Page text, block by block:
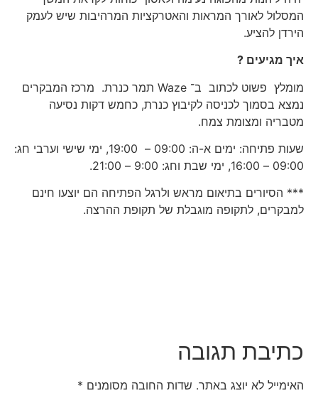
המסלול לאורך המראות והאטרקציות המרהיבות שיש לעמק
הירדן להציע.
איך מגיעים ?
מומלץ פשוט לכתוב ב־ Waze תמר כנרת. מרכז המבקרים
נמצא בסמוך לכניסה לקיבוץ כנרת, כחמש דקות נסיעה
מטבריה ומצומת צמח.
שעות פתיחה: ימים א-ה: 09:00 – 19:00, ימי שישי וערבי חג:
09:00 – 16:00, ימי שבת וחג: 9:00 – 21:00.
*** הסיורים בתיאום מראש ולרגל הפתיחה הם יוצעו חינם
למבקרים, לתקופה מוגבלת של תקופת ההרצה.
כתיבת תגובה
האימייל לא יוצג באתר. שדות החובה מסומנים*